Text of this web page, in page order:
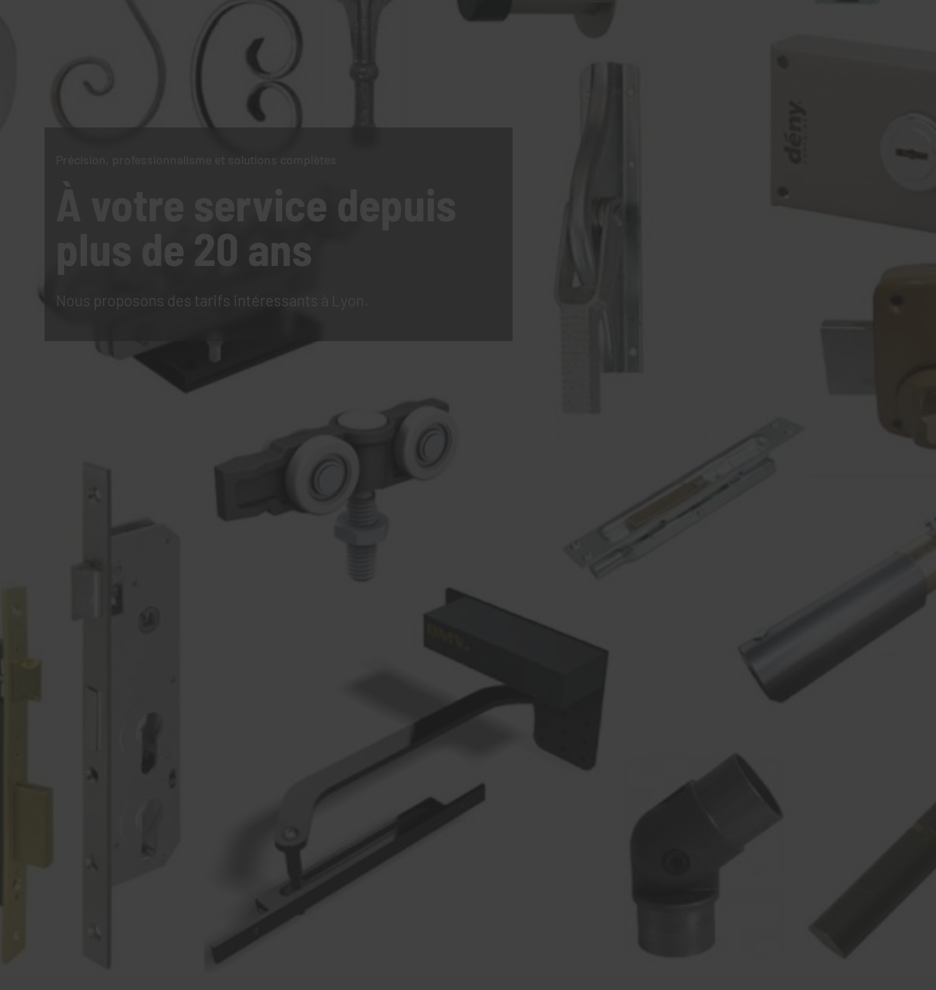
Précision, professionnalisme et solutions complètes
À votre service depuis
plus de 20 ans
Nous proposons des tarifs intéressants à Lyon.